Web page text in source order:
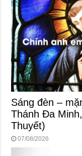
Sáng đèn –
Thánh Đa
Thuyết)
07/08/2026